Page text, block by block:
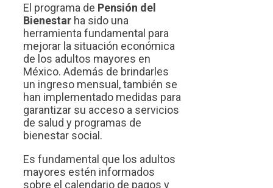
El programa de Pensión del
Bienestar ha sido una
herramienta fundamental para
mejorar la situación económica
de los adultos mayores en
México. Además de brindarles
un ingreso mensual, también se
han implementado medidas para
garantizar su acceso a servicios
de salud y programas de
bienestar social.
Es fundamental que los adultos
mayores estén informados
sobre el calendario de pagos y